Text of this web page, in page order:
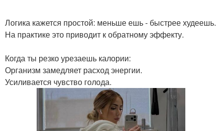
Логика кажется простой: меньше ешь - быстрее худеешь.
На практике это приводит к обратному эффекту.
Когда ты резко урезаешь калории:
Организм замедляет расход энергии.
Усиливается чувство голода.